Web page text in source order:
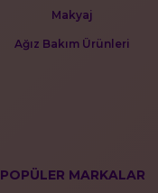
Makyaj
Ağız Bakım Ürünleri
POPÜLER MARKALAR